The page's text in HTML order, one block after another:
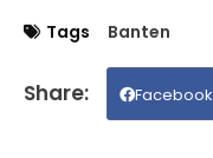
Tags Banten
Facebook